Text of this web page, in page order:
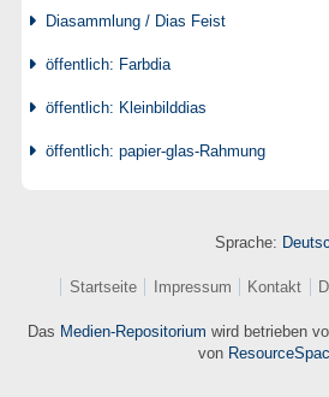
Diasammlung / Dias Feist
öffentlich: Farbdia
öffentlich: Kleinbilddias
öffentlich: papier-glas-Rahmung
Sprache:
Startseite Impressum Kontakt
Das Medien-Repositorium wird betrieben
von